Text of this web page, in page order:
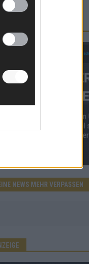
NEWS MEHR VERPASSEN